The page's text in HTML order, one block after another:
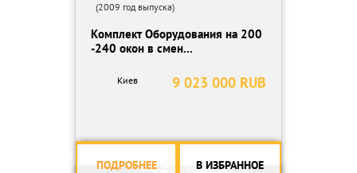
(2009 год выпуска)
Комплект Оборудования на 200
-240 окон в смен...
9 023 000 RUB
Киев
ПОДРОБНЕЕ В ИЗБРАННОЕ